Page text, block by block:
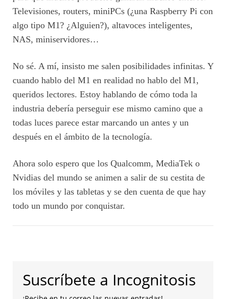
Televisiones, routers, miniPCs (¿una Raspberry Pi con
algo tipo M1? ¿Alguien?), altavoces inteligentes,
NAS, miniservidores…
No sé. A mí, insisto me salen posibilidades infinitas. Y
cuando hablo del M1 en realidad no hablo del M1,
queridos lectores. Estoy hablando de cómo toda la
industria debería perseguir ese mismo camino que a
todas luces parece estar marcando un antes y un
después en el ámbito de la tecnología.
Ahora solo espero que los Qualcomm, MediaTek o
Nvidias del mundo se animen a salir de su cestita de
los móviles y las tabletas y se den cuenta de que hay
todo un mundo por conquistar.
Suscríbete a Incognitosis